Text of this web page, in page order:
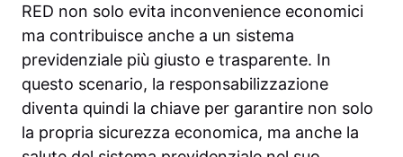
RED non solo evita inconvenience economici
ma contribuisce anche a un sistema
previdenziale più giusto e trasparente. In
questo scenario, la responsabilizzazione
diventa quindi la chiave per garantire non solo
la propria sicurezza economica, ma anche la